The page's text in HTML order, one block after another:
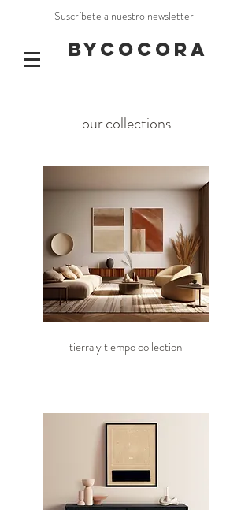
Suscríbete a nuestro newsletter
BYCOCORA
our collections
tierra y tiempo collection